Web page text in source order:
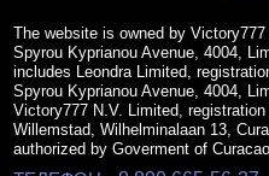
The website is owned by
Spyrou Kyprianou Avenue, 4004,
includes Leondra Limited,
Spyrou Kyprianou Avenue, 4004,
Victory777 N.V. Limited,
Willemstad, Wilhelminalaan 13,
authorized by Goverment of